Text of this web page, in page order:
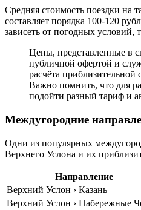
Средняя стоимость поездки на
составляет порядка 100-120
зависеть от погодных условий,
Цены, представленные в
публичной офертой и
расчёта приблизительной
Важно помнить, что для
подойти разный тариф и
Междугородние
Одни из популярных
Верхнего Услона и их
Направление
Верхний Услон › Казань
Верхний Услон › Набережные